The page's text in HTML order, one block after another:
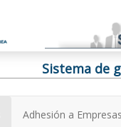
Sistema de
Adhesión a Empresas